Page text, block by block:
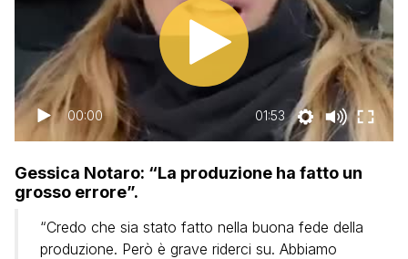
00:00 01:53
Gessica Notaro: “La produzione ha fatto un
grosso errore”.
“Credo che sia stato fatto nella buona fede della
produzione. Però è grave riderci su. Abbiamo